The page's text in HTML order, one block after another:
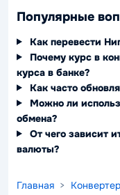
Популярные
Как перевести
Почему курс в
курса в банке?
Как часто
Можно ли
обмена?
От чего зависит
валюты?
Главная >